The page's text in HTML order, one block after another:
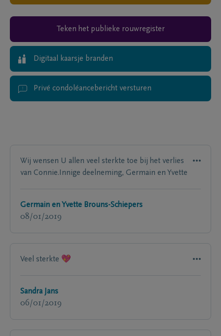
Teken het publieke rouwregister
Digitaal kaarsje branden
Privé condoléancebericht versturen
Wij wensen U allen veel sterkte toe bij het verlies
van Connie.Innige deelneming, Germain en Yvette
Germain en Yvette Brouns-Schiepers
08/01/2019
Veel sterkte 💖
Sandra Jans
06/01/2019